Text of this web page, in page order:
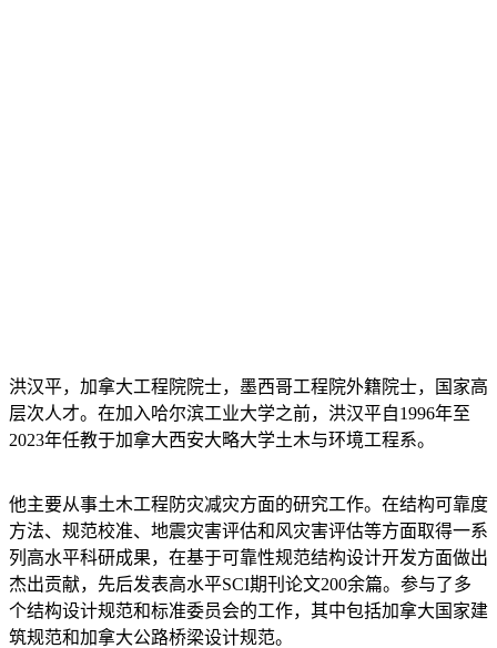
洪汉平，加拿大工程院院士，墨西哥工程院外籍院士，国家高
层次人才。在加入哈尔滨工业大学之前，洪汉平自1996年至
2023年任教于加拿大西安大略大学土木与环境工程系。
他主要从事土木工程防灾减灾方面的研究工作。在结构可靠度
方法、规范校准、地震灾害评估和风灾害评估等方面取得一系
列高水平科研成果，在基于可靠性规范结构设计开发方面做出
杰出贡献，先后发表高水平SCI期刊论文200余篇。参与了多
个结构设计规范和标准委员会的工作，其中包括加拿大国家建
筑规范和加拿大公路桥梁设计规范。